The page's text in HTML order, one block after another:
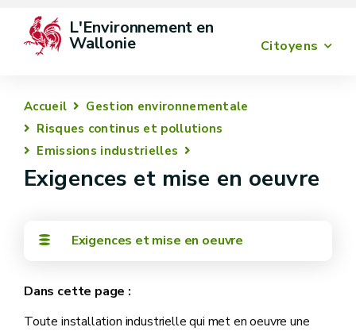
Citoyens
L'Environnement en
Wallonie
Accueil
Gestion environnementale
Risques continus et pollutions
Emissions industrielles
Exigences et mise en oeuvre
Exigences et mise en oeuvre
Toute installation industrielle qui met en oeuvre une